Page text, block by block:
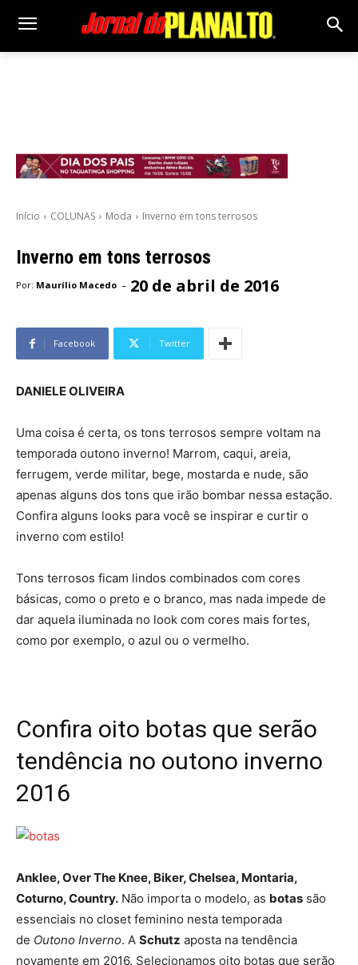
Início COLUNAS Moda Inverno em tons terrosos
Inverno em tons terrosos
Por: Maurílio Macedo - 20 de abril de 2016
Facebook Twitter
DANIELE OLIVEIRA
Uma coisa é certa, os tons terrosos sempre voltam na
temporada outono inverno! Marrom, caqui, areia,
ferrugem, verde militar, bege, mostarda e nude, são
apenas alguns dos tons que irão bombar nessa estação.
Confira alguns looks para você se inspirar e curtir o
inverno com estilo!
Tons terrosos ficam lindos combinados com cores
básicas, como o preto e o branco, mas nada impede de
dar aquela iluminada no look com cores mais fortes,
como por exemplo, o azul ou o vermelho.
Confira oito botas que serão
tendência no outono inverno
2016
Anklee, Over The Knee, Biker, Chelsea, Montaria,
Coturno, Country. Não importa o modelo, as botas são
essenciais no closet feminino nesta temporada
de Outono Inverno. A Schutz aposta na tendência
novamente em 2016. Selecionamos oito botas que serão